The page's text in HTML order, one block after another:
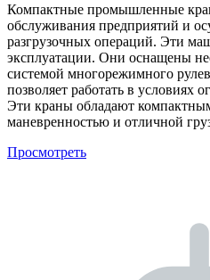
Компактные промышленные
обслуживания предприятий и
разгрузочных операций. Эти
эксплуатации. Они оснащены
системой многорежимного
позволяет работать в условиях
Эти краны обладают
маневренностью и отличной
Просмотреть